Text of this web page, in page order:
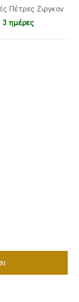
Πέτρες Ζιργκον
ημέρες